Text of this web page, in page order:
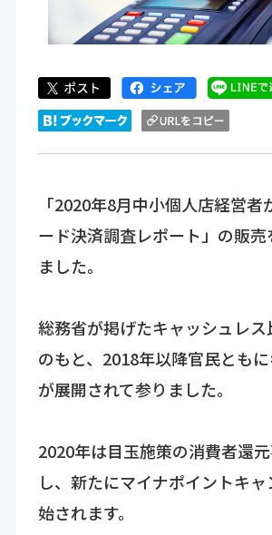
「2020年8月中小個人店経営者
ード決済調査レポート」の販売
ました。
総務省が掲げたキャッシュレ
のもと、2018年以降官民とも
が展開されて参りました。
2020年は目玉施策の消費者還
し、新たにマイナポイントキャ
始されます。